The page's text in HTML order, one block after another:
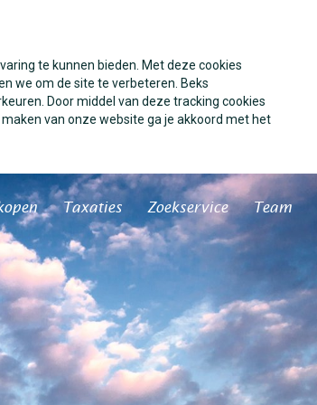
te kunnen bieden. Met deze cookies
we om de site te verbeteren. Beks
Door middel van deze tracking cookies
van onze website ga je akkoord met het
Taxaties Zoekservice Team